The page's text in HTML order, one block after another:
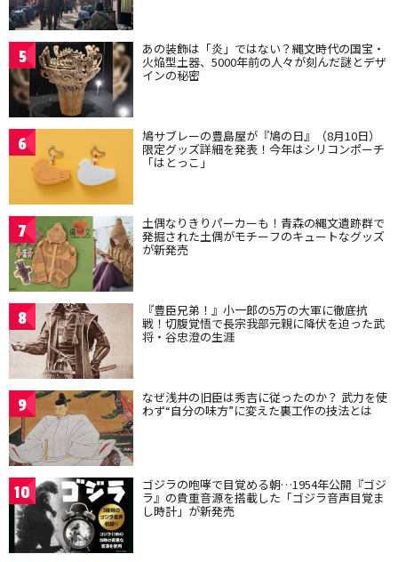
5 あの装飾は「炎」ではない？縄文時代の国宝・
火焔型土器、5000年前の人々が刻んだ謎とデザ
インの秘密
6 鳩サブレーの豊島屋が『鳩の日』（8月10日）
限定グッズ詳細を発表！今年はシリコンポーチ
「はとっこ」
7 土偶なりきりパーカーも！青森の縄文遺跡群で
発掘された土偶がモチーフのキュートなグッズ
が新発売
8 『豊臣兄弟！』小一郎の5万の大軍に徹底抗
戦！切腹覚悟で長宗我部元親に降伏を迫った武
将・谷忠澄の生涯
9 なぜ浅井の旧臣は秀吉に従ったのか？ 武力を使
わず“自分の味方”に変えた裏工作の技法とは
10 ゴジラの咆哮で目覚める朝…1954年公開『ゴジ
ラ』の貴重音源を搭載した「ゴジラ音声目覚ま
し時計」が新発売